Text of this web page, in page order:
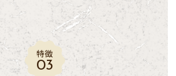
特徴